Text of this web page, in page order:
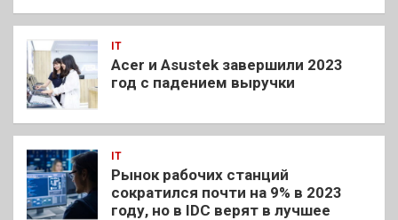
IT
Acer и Asustek завершили 2023
год с падением выручки
IT
Рынок рабочих станций
сократился почти на 9% в 2023
году, но в IDC верят в лучшее